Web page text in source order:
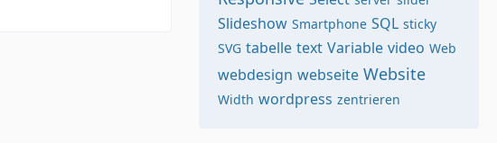
Slideshow Smartphone SQL sticky
SVG tabelle text Variable video Web
webdesign webseite Website
Width wordpress zentrieren